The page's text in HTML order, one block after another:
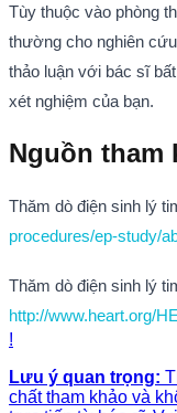
Tùy thuộc vào phòng
thường cho nghiên
thảo luận với bác sĩ
xét nghiệm của bạn.
Nguồn tham
Thăm dò điện sinh lý
procedures/ep-study/
Thăm dò điện sinh lý
http://www.heart.org/
!
Lưu ý quan trọng:
chất tham khảo và